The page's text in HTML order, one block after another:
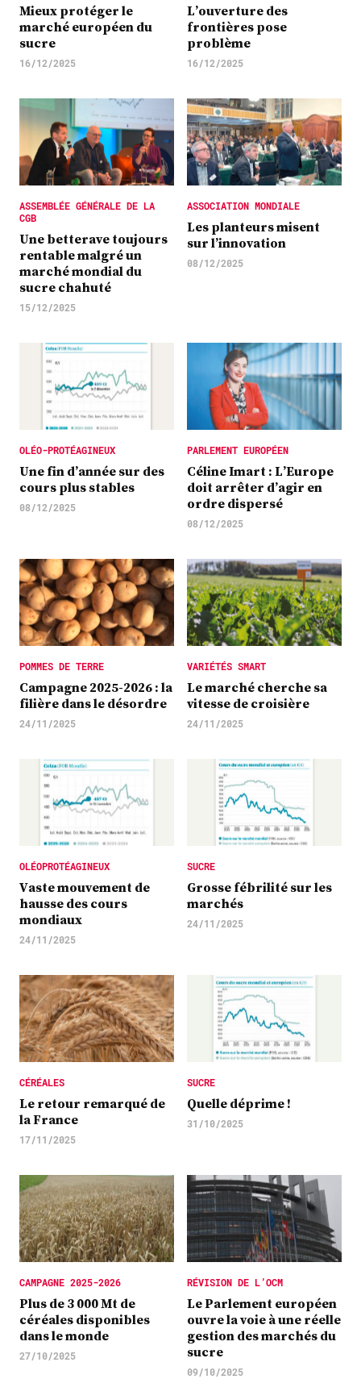
Mieux protéger le
marché européen du
sucre
16/12/2025
L’ouverture des
frontières pose
problème
16/12/2025
ASSEMBLÉE GÉNÉRALE DE LA
CGB
Une betterave toujours
rentable malgré un
marché mondial du
sucre chahuté
15/12/2025
ASSOCIATION MONDIALE
Les planteurs misent
sur l’innovation
08/12/2025
OLÉO-PROTÉAGINEUX
Une fin d’année sur des
cours plus stables
08/12/2025
PARLEMENT EUROPÉEN
Céline Imart : L’Europe
doit arrêter d’agir en
ordre dispersé
08/12/2025
POMMES DE TERRE
Campagne 2025-2026 : la
filière dans le désordre
24/11/2025
VARIÉTÉS SMART
Le marché cherche sa
vitesse de croisière
24/11/2025
OLÉOPROTÉAGINEUX
Vaste mouvement de
hausse des cours
mondiaux
24/11/2025
SUCRE
Grosse fébrilité sur les
marchés
24/11/2025
CÉRÉALES
Le retour remarqué de
la France
17/11/2025
SUCRE
Quelle déprime !
31/10/2025
CAMPAGNE 2025-2026
Plus de 3 000 Mt de
céréales disponibles
dans le monde
27/10/2025
RÉVISION DE L’OCM
Le Parlement européen
ouvre la voie à une réelle
gestion des marchés du
sucre
09/10/2025